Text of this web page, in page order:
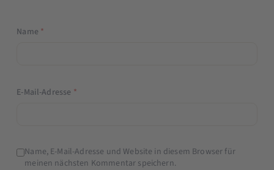
Name *
E-Mail-Adresse *
Name, E-Mail-Adresse und Website in diesem Browser für
meinen nächsten Kommentar speichern.